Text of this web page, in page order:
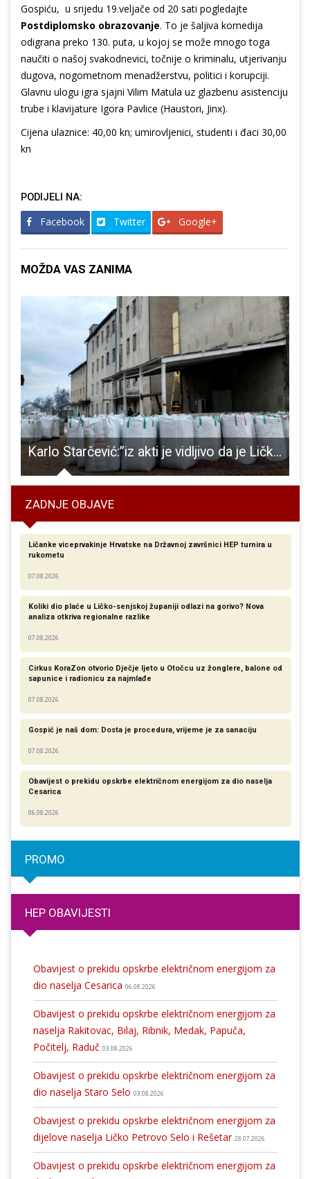
Gospiću, u srijedu 19.veljače od 20 sati pogledajte
Postdiplomsko obrazovanje. To je šaljiva komedija
odigrana preko 130. puta, u kojoj se može mnogo toga
naučiti o našoj svakodnevici, točnije o kriminalu, utjerivanju
dugova, nogometnom menadžerstvu, politici i korupciji.
Glavnu ulogu igra sjajni Vilim Matula uz glazbenu asistenciju
trube i klavijature Igora Pavlice (Haustori, Jinx).
Cijena ulaznice: 40,00 kn; umirovljenici, studenti i đaci 30,00
kn
PODIJELI NA:
Facebook Twitter Google+
MOŽDA VAS ZANIMA
Karlo Starčević:”iz akti je vidljivo da je Ličko – senjska županija izdala 10. listopada 2022. godine dozvolu za oporabu (reciklažu) neopasnog otpada a ne Grad Gospić ili gradonačelnik Karlo Starčević”
ZADNJE OBJAVE
Ličanke viceprvakinje Hrvatske na Državnoj završnici HEP turnira u
rukometu
07.08.2026
Koliki dio plaće u Ličko-senjskoj županiji odlazi na gorivo? Nova
analiza otkriva regionalne razlike​
07.08.2026
Cirkus KoraZon otvorio Dječje ljeto u Otočcu uz žonglere, balone od
sapunice i radionicu za najmlađe
07.08.2026
Gospić je naš dom: Dosta je procedura, vrijeme je za sanaciju
07.08.2026
Obavijest o prekidu opskrbe električnom energijom za dio naselja
Cesarica
06.08.2026
PROMO
HEP OBAVIJESTI
Obavijest o prekidu opskrbe električnom energijom za
dio naselja Cesarica 06.08.2026
Obavijest o prekidu opskrbe električnom energijom za
naselja Rakitovac, Bilaj, Ribnik, Medak, Papuča,
Počitelj, Raduč 03.08.2026
Obavijest o prekidu opskrbe električnom energijom za
dio naselja Staro Selo 03.08.2026
Obavijest o prekidu opskrbe električnom energijom za
dijelove naselja Ličko Petrovo Selo i Rešetar 28.07.2026
Obavijest o prekidu opskrbe električnom energijom za